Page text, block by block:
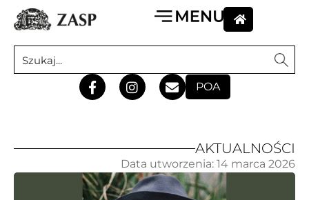
POA
AKTUALNOŚCI
Data utworzenia: 14 marca 2026